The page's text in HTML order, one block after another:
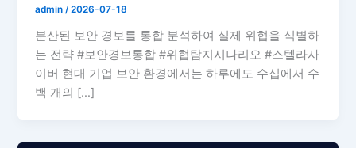
admin/2026-07-18
분산된 보안 경보를 통합 분석하여 실제 위협을 식별하
는 전략 #보안경보통합 #위협탐지시나리오 #스텔라사
이버 현대 기업 보안 환경에서는 하루에도 수십에서 수
백 개의 […]